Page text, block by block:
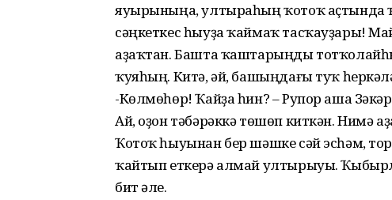
яуырыныңа, ултыраһың ҡотоҡ аҫтында
сәңкеткес һыуҙа ҡаймаҡ тасҡауҙары!
аҙаҡтан. Башта ҡаштарыңды
ҡуяһың. Китә, әй, башыңдағы туҡ
-Көлмөһөр! Ҡайҙа һин? – Рупор аша
Ай, оҙон тәбәрәккә төшөп киткән. Нимә
Ҡотоҡ һыуынан бер шәшке сәй эсһәм,
ҡайтып еткерә алмай ултырыуы.
бит әле.